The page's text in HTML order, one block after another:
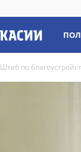
Пульс
Штаб по